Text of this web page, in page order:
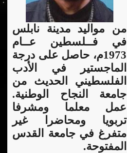
من مواليد مدينة نابلس
في فــلسطين عــام
1973م، حاصل على درجة
الماجستير في الأدب
الفلسطيني الحديث من
جامعة النجاح الوطنية.
عمل معلما ومشرفا
تربويا ومحاضرا غير
متفرغ في جامعة القدس
المفتوحة.